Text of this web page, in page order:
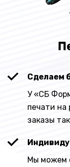
Сделаем
У «СБ
печати на
заказы
Мы можем